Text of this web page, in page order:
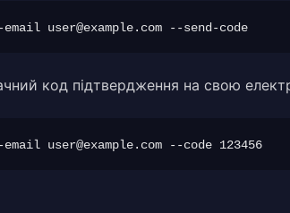
user@example.com
код підтвердження на свою
user@example.com